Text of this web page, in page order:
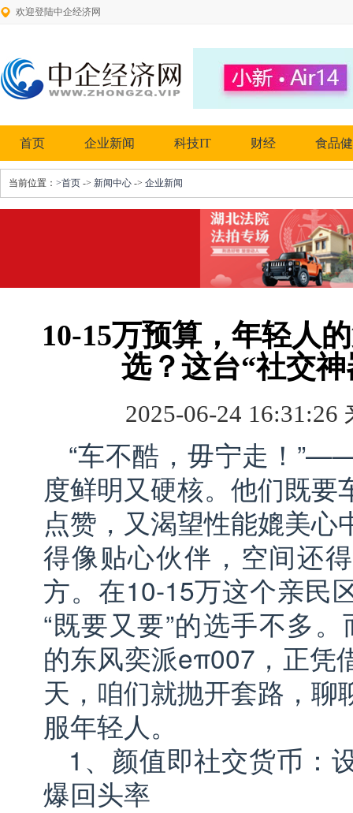
欢迎登陆中企经济网
首页 企业新闻 科技IT 财经 食品
当前位置： >首页 -> 新闻中心 -> 企业新闻
10-15万预算，年轻人
选？这台“社交
2025-06-24 16:31:26
“车不酷，毋宁走！
度鲜明又硬核。他们既要
点赞，又渴望性能媲美心
得像贴心伙伴，空间还
方。在10-15万这个亲民
“既要又要”的选手不多
的东风奕派eπ007，正凭
天，咱们就抛开套路，聊
服年轻人。
1、颜值即社交货币：
爆回头率